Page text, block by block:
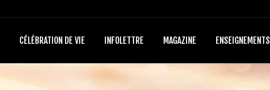
CÉLÉBRATION DE VIE INFOLETTRE MAGAZINE ENSEIGNEMENTS